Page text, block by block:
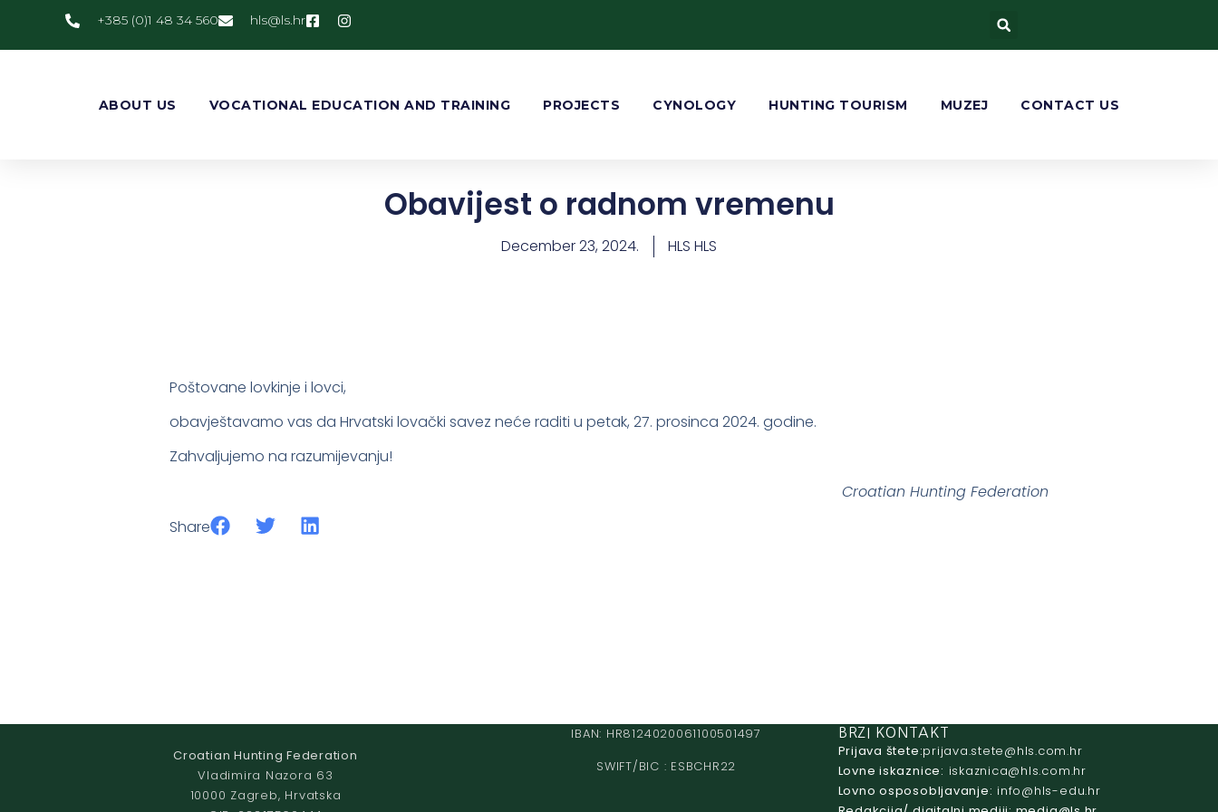
+385 (0)1 48 34 560 rh.sl
@slh
ABOUT US VOCATIONAL EDUCATION AND TRAINING PROJECTS CYNOLOGY HUNTING TOURISM MUZEJ CONTACT US
Obavijest o radnom vremenu
December 23, 2024. HLS HLS
Poštovane lovkinje i lovci,
obavještavamo vas da Hrvatski lovački savez neće raditi u petak, 27. prosinca 2024. godine.
Zahvaljujemo na razumijevanju!
Croatian Hunting Federation
Share
Croatian Hunting Federation
Vladimira Nazora 63
10000 Zagreb, Hrvatska
IBAN: HR8124020061100501497
SWIFT/BIC : ESBCHR22
BRZI KONTAKT
Prijava štete: rh.moc.slh
@etets.avajirp
Lovne iskaznice:
rh.moc.slh
@acinzaksi
Lovno osposobljavanje:
rh.ude-slh
@ofni